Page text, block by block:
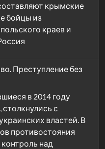
крымские
бойцы из
краев и
Преступление без
в 2014 году
столкнулись с
властей. В
противостояния
над